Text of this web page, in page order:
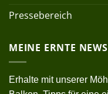
Pressebereich
MEINE ERNTE
Erhalte mit unserer